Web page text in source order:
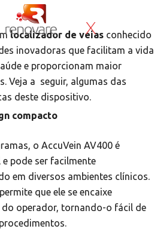
X
localizador de veias conhecido
inovadoras que facilitam a vida
e proporcionam maior
Veja a seguir, algumas das
deste dispositivo.
compacto
o AccuVein AV400 é
pode ser facilmente
em diversos ambientes clínicos.
que ele se encaixe
do operador, tornando-o fácil de